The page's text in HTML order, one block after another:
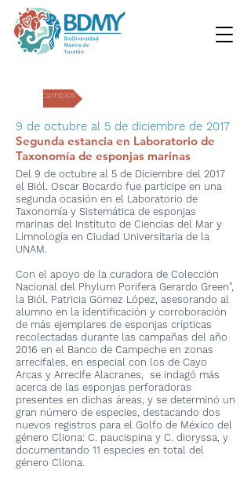
Intercambios
9 de octubre al 5 de diciembre de 2017
Segunda estancia en Laboratorio de
Taxonomía de esponjas marinas
Del 9 de octubre al 5 de Diciembre del 2017
el Biól. Oscar Bocardo fue partícipe en una
segunda ocasión en el Laboratorio de
Taxonomía y Sistemática de esponjas
marinas del Instituto de Ciencias del Mar y
Limnología en Ciudad Universitaria de la
UNAM.
Con el apoyo de la curadora de Colección
Nacional del Phylum Porifera Gerardo Green",
la Biól. Patricia Gómez López, asesorando al
alumno en la identificación y corroboración
de más ejemplares de esponjas crípticas
recolectadas durante las campañas del año
2016 en el Banco de Campeche en zonas
arrecifales, en especial con los de Cayo
Arcas y Arrecife Alacranes, se indagó más
acerca de las esponjas perforadoras
presentes en dichas áreas, y se determinó un
gran número de especies, destacando dos
nuevos registros para el Golfo de México del
género Cliona: C. paucispina y C. dioryssa, y
documentando 11 especies en total del
género Cliona.